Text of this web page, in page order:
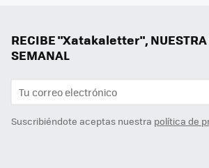
RECIBE "Xatakaletter", NUESTRA
SEMANAL
Suscribiéndote aceptas nuestra política de